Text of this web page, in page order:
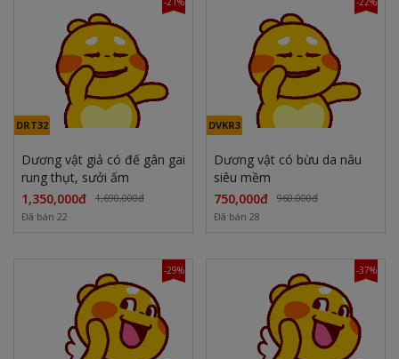
DRT32
Dương vật giả có đế gân gai
rung thụt, sưởi ấm
1,350,000đ
1,690,000đ
Đã bán 22
DVKR3
Dương vật có bừu da nâu
siêu mềm
750,000đ
960,000đ
Đã bán 28
-29% -37%